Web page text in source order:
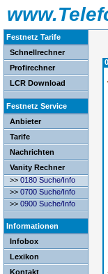
Festnetz Tarife
Schnellrechner
Profirechner
LCR Download
Festnetz Service
Anbieter
Tarife
Nachrichten
Vanity Rechner
>> 0180 Suche/Info
>> 0700 Suche/Info
>> 0900 Suche/Info
Informationen
Infobox
Lexikon
Kontakt